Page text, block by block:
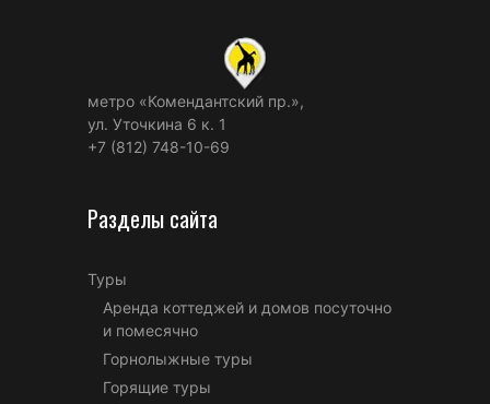
метро «Комендантский пр.»,
ул. Уточкина 6 к. 1
+7 (812) 748-10-69
Разделы сайта
Туры
Аренда коттеджей и домов посуточно
и помесячно
Горнолыжные туры
Горящие туры